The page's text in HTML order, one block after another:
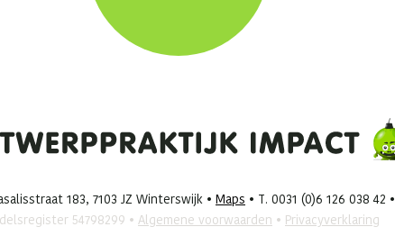
183, 7103 JZ Winterswijk • Maps • T. 0031 (0)6 126 038 42 •
54798299 • Algemene voorwaarden • Privacyverklaring